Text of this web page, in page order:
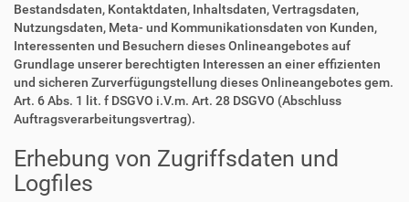
Bestandsdaten, Kontaktdaten, Inhaltsdaten, Vertragsdaten,
Nutzungsdaten, Meta- und Kommunikationsdaten von Kunden,
Interessenten und Besuchern dieses Onlineangebotes auf
Grundlage unserer berechtigten Interessen an einer effizienten
und sicheren Zurverfügungstellung dieses Onlineangebotes gem.
Art. 6 Abs. 1 lit. f DSGVO i.V.m. Art. 28 DSGVO (Abschluss
Auftragsverarbeitungsvertrag).
Erhebung von Zugriffsdaten und
Logfiles